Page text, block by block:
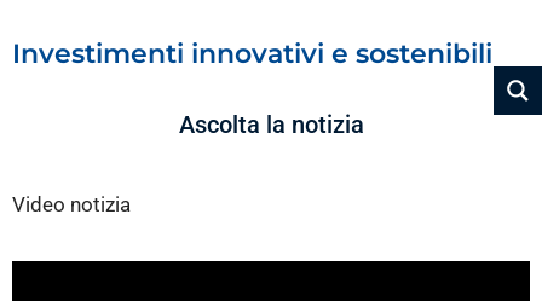
Investimenti innovativi e sostenibili
Ascolta la notizia
Video notizia